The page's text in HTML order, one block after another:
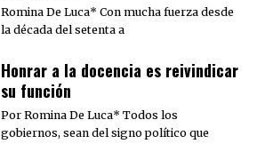
Romina De Luca* Con mucha fuerza desde
la década del setenta a
​Honrar a la docencia es reivindicar
su función
Por Romina De Luca* Todos los
gobiernos, sean del signo político que